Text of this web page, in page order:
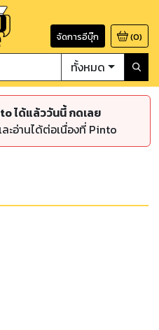
จัดการอีบุ๊ก (0)
ทั้งหมด
ได้แล้ววันนี้ กดเลย
อ่านได้ต่อเนื่องที่ Pinto